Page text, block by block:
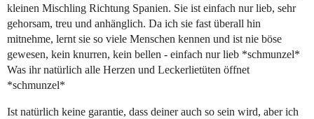
kleinen Mischling Richtung Spanien. Sie ist einfach nur lieb, sehr
gehorsam, treu und anhänglich. Da ich sie fast überall hin
mitnehme, lernt sie so viele Menschen kennen und ist nie böse
gewesen, kein knurren, kein bellen - einfach nur lieb *schmunzel*
Was ihr natürlich alle Herzen und Leckerlietüten öffnet
*schmunzel*
Ist natürlich keine garantie, dass deiner auch so sein wird, aber ich